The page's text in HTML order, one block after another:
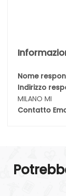
Nome
Indirizzo
MILANO MI
Contatto